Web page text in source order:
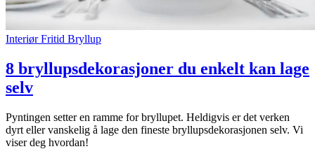
Interiør Fritid Bryllup
8 bryllupsdekorasjoner du enkelt kan lage
selv
Pyntingen setter en ramme for bryllupet. Heldigvis er det verken
dyrt eller vanskelig å lage den fineste bryllupsdekorasjonen selv. Vi
viser deg hvordan!